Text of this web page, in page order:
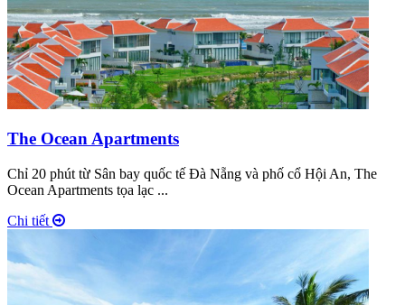
The Ocean Apartments
Chỉ 20 phút từ Sân bay quốc tế Đà Nẵng và phố cổ Hội An, The
Ocean Apartments tọa lạc ...
Chi tiết